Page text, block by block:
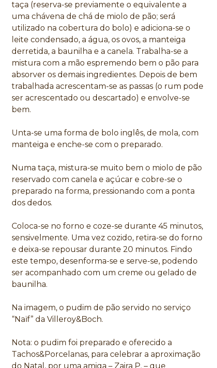
taça (reserva-se previamente o equivalente a
uma chávena de chá de miolo de pão; será
utilizado na cobertura do bolo) e adiciona-se o
leite condensado, a água, os ovos, a manteiga
derretida, a baunilha e a canela. Trabalha-se a
mistura com a mão espremendo bem o pão para
absorver os demais ingredientes. Depois de bem
trabalhada acrescentam-se as passas (o rum pode
ser acrescentado ou descartado) e envolve-se
bem.
Unta-se uma forma de bolo inglês, de mola, com
manteiga e enche-se com o preparado.
Numa taça, mistura-se muito bem o miolo de pão
reservado com canela e açúcar e cobre-se o
preparado na forma, pressionando com a ponta
dos dedos.
Coloca-se no forno e coze-se durante 45 minutos,
sensivelmente. Uma vez cozido, retira-se do forno
e deixa-se repousar durante 20 minutos. Findo
este tempo, desenforma-se e serve-se, podendo
ser acompanhado com um creme ou gelado de
baunilha.
Na imagem, o pudim de pão servido no serviço
“Naïf” da Villeroy&Boch.
Nota: o pudim foi preparado e oferecido a
Tachos&Porcelanas, para celebrar a aproximação
do Natal, por uma amiga – Zaira P. – que